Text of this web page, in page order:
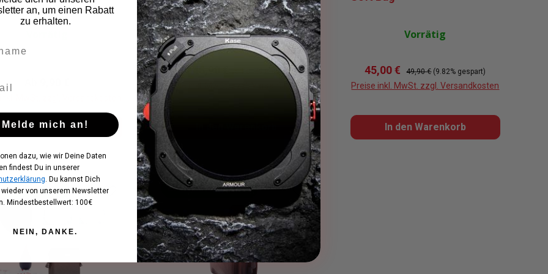
Details
Vorrätig
vorher 49,80 €
Preise inkl. MwSt. zzgl. Versandkosten
Vorrätig
Verkaufspreis:
45,00 € Regulärer Preis:
49,90 € (9.82% gespart)
Preise inkl. MwSt. zzgl. Versandkosten
In den Warenkorb
47,70 € Sie sparen 12,00 €
an, um einen Rabatt
zu erhalten.
Melde mich an!
dazu, wie wir Deine Daten
findest Du in unserer
. Du kannst Dich
von unserem Newsletter
Mindestbestellwert: 100€
NEIN, DANKE.